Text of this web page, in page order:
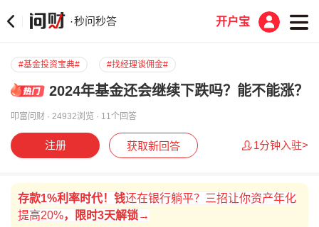
·秒问秒答 开户宝
#基金投资宝典# #找经理谈佣金#
2024年基金还会继续下跌吗？能不能涨？
叩富问财 · 24932浏览 · 11个回答
注册 获取新回答 1分钟入驻>
存款1%利率时代！ 钱还在银行躺平？三招让你资产年化
提高20%， 限时3天解锁→